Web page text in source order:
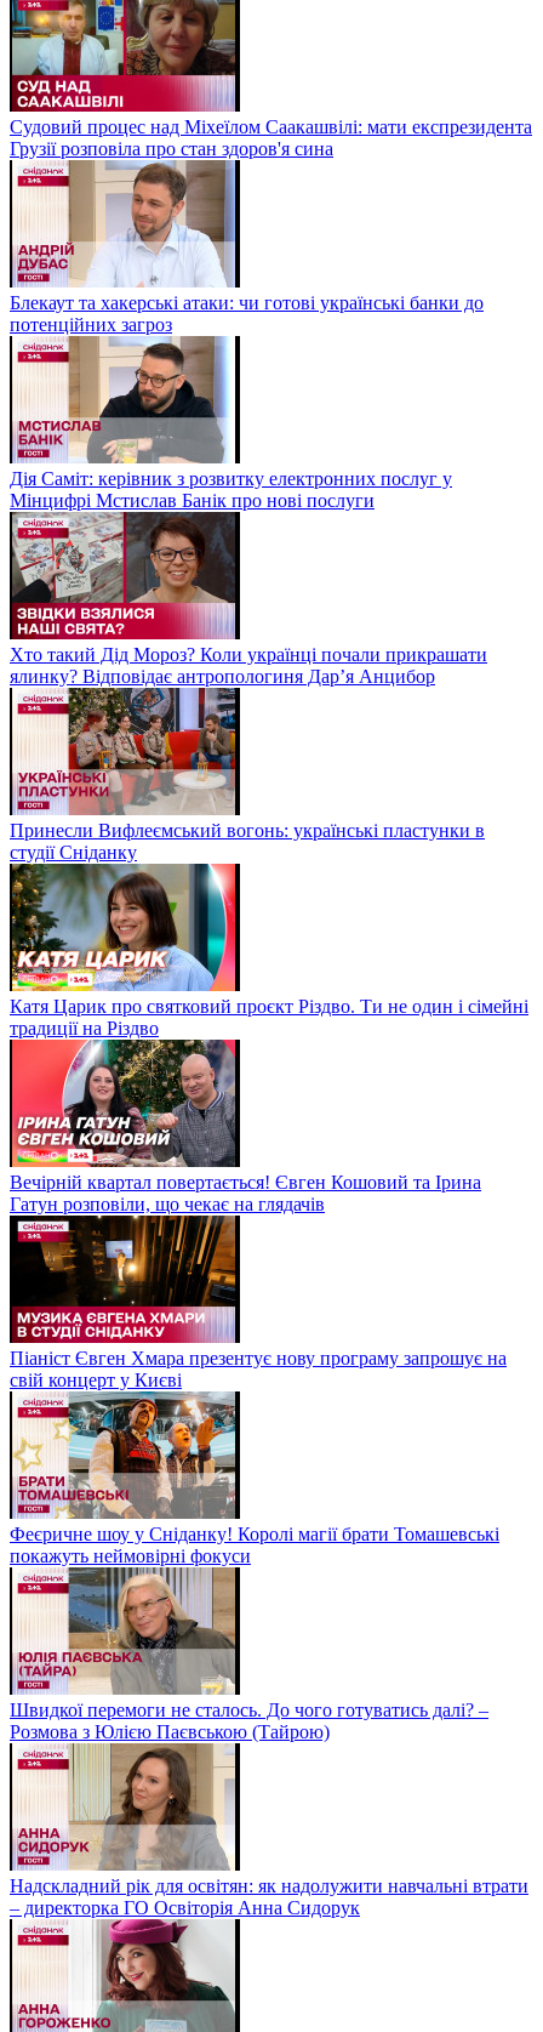
Судовий процес над Міхеїлом Саакашвілі: мати експрезидента
Грузії розповіла про стан здоров'я сина
Блекаут та хакерські атаки: чи готові українські банки до
потенційних загроз
Дія Саміт: керівник з розвитку електронних послуг у
Мінцифрі Мстислав Банік про нові послуги
Хто такий Дід Мороз? Коли українці почали прикрашати
ялинку? Відповідає антропологиня Дарʼя Анцибор
Принесли Вифлеємський вогонь: українські пластунки в
студії Сніданку
Катя Царик про святковий проєкт Різдво. Ти не один і сімейні
традиції на Різдво
Вечірній квартал повертається! Євген Кошовий та Ірина
Гатун розповіли, що чекає на глядачів
Піаніст Євген Хмара презентує нову програму запрошує на
свій концерт у Києві
Феєричне шоу у Сніданку! Королі магії брати Томашевські
покажуть неймовірні фокуси
Швидкої перемоги не сталось. До чого готуватись далі? –
Розмова з Юлією Паєвською (Тайрою)
Надскладний рік для освітян: як надолужити навчальні втрати
– директорка ГО Освіторія Анна Сидорук